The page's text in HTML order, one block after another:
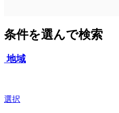
条件を選んで検索
地域
選択